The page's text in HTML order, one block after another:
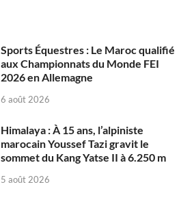
Sports Équestres : Le Maroc qualifié
aux Championnats du Monde FEI
2026 en Allemagne
6 août 2026
Himalaya : À 15 ans, l’alpiniste
marocain Youssef Tazi gravit le
sommet du Kang Yatse II à 6.250 m
5 août 2026